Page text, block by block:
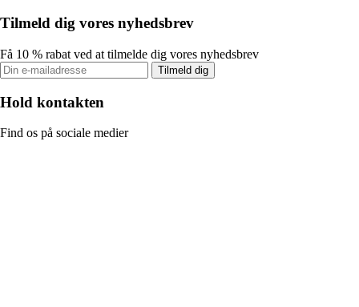
Tilmeld dig vores nyhedsbrev
Få 10 % rabat ved at tilmelde dig vores nyhedsbrev
Tilmeld dig
Hold kontakten
Find os på sociale medier